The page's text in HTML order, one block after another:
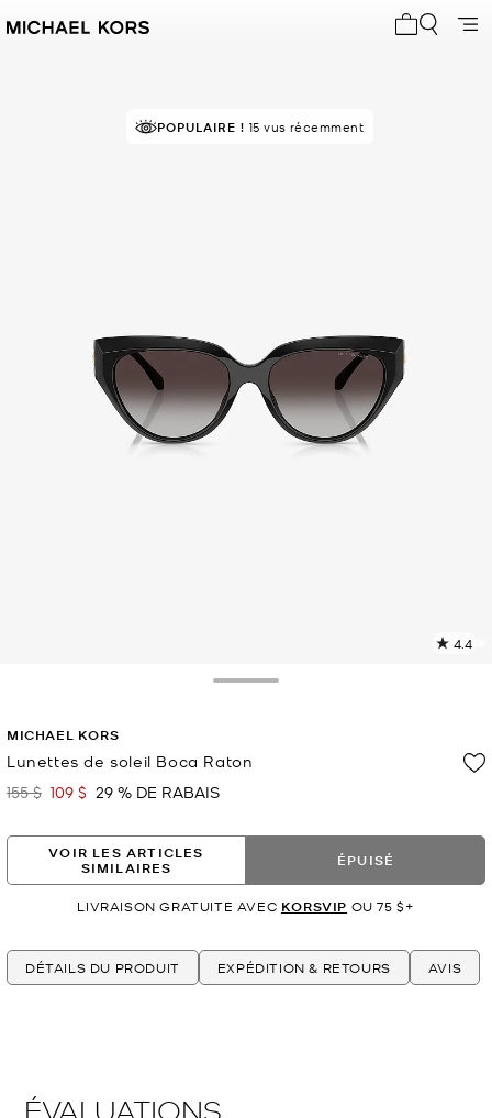
POPULAIRE ! 15 vus récemment
4.4
MICHAEL KORS
Lunettes de soleil Boca Raton
était
155 $ maintenant
109 $ 29 % DE RABAIS
VOIR LES ARTICLES
SIMILAIRES
ÉPUISÉ
LIVRAISON GRATUITE AVEC KORSVIP OU 75 $+
DÉTAILS DU PRODUIT EXPÉDITION & RETOURS AVIS